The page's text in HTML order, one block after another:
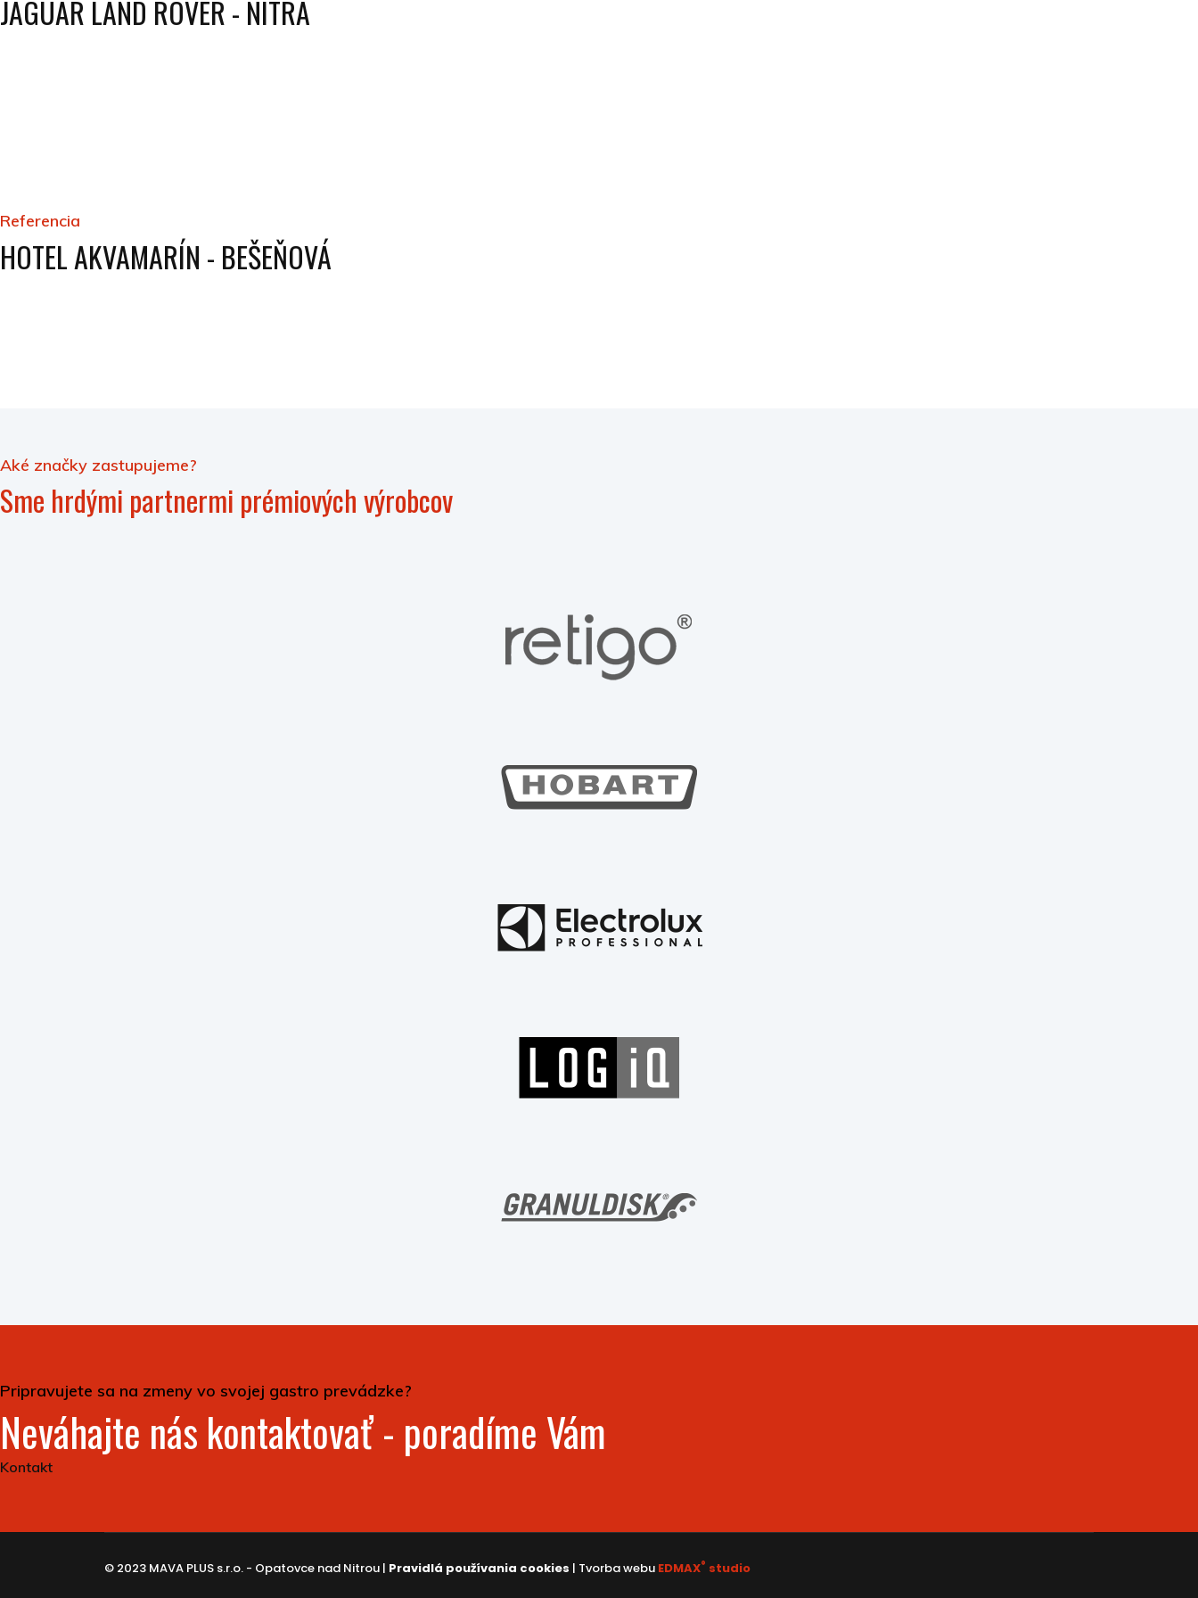
JAGUAR LAND ROVER - NITRA
Referencia
HOTEL AKVAMARÍN - BEŠEŇOVÁ
Aké značky zastupujeme?
Sme hrdými partnermi prémiových výrobcov
Pripravujete sa na zmeny vo svojej gastro prevádzke?
Neváhajte nás kontaktovať - poradíme Vám
Kontakt
© 2023 MAVA PLUS s.r.o. - Opatovce nad Nitrou | Pravidlá používania cookies | Tvorba webu EDMAX® studio